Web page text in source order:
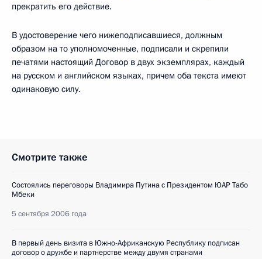
прекратить его действие.
В удостоверение чего нижеподписавшиеся, должным
образом на то уполномоченные, подписали и скрепили
печатями настоящий Договор в двух экземплярах, каждый
на русском и английском языках, причем оба текста имеют
одинаковую силу.
Смотрите также
Состоялись переговоры Владимира Путина с Президентом ЮАР Табо
Мбеки
5 сентября 2006 года
В первый день визита в Южно-Африканскую Республику подписан
договор о дружбе и партнерстве между двумя странами